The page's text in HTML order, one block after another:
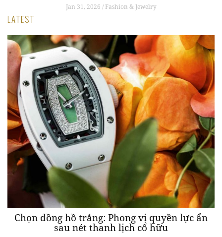
Jan 31, 2026 / Fashion & Jewelry
LATEST
Chọn đồng hồ trắng: Phong vị quyền lực ẩn
sau nét thanh lịch cố hữu